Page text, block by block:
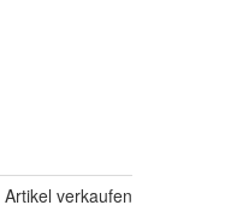
Artikel verkaufen